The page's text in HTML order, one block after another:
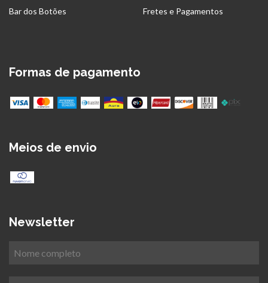
Bar dos Botões Fretes e Pagamentos
Formas de pagamento
Meios de envio
Newsletter